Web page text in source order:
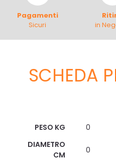
Pagamenti
Sicuri
in
SCHEDA
PESO KG
0
DIAMETRO
CM
0